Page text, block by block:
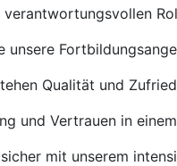
verantwortungsvollen
unsere
Qualität und
und Vertrauen in
mit unserem